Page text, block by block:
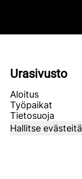
Urasivusto
Aloitus
Työpaikat
Tietosuoja
Hallitse evästeitä